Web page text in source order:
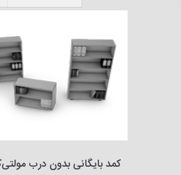
کمد بایگانی بدون درب مولتی‌کیس تیپ 6211